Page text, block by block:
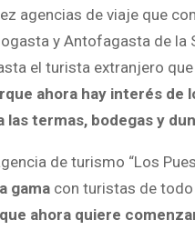
agencias de viaje que
y Antofagasta de la
el turista extranjero
ahora hay interés
las termas, bodegas y
de turismo “Los
gama con turistas de
ahora quiere